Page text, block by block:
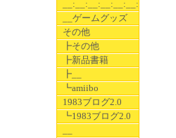
__:__:__:__:__:__:__
__ゲームグッズ
その他
┣その他
┣新品書籍
┣__
┗amiibo
1983ブログ2.0
┗1983ブログ2.0